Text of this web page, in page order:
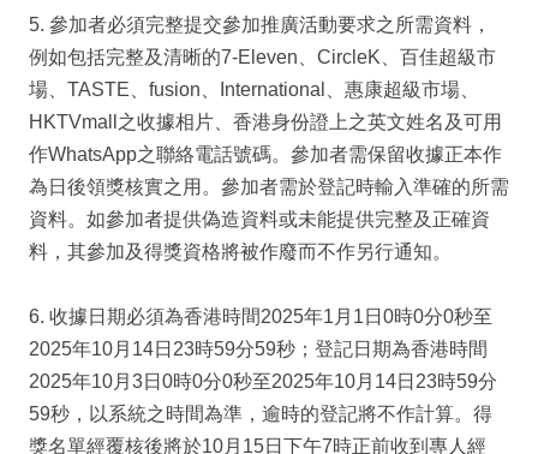
5. 參加者必須完整提交參加推廣活動要求之所需資料，
例如包括完整及清晰的7-Eleven、CircleK、百佳超級市
場、TASTE、fusion、International、惠康超級市場、
HKTVmall之收據相片、香港身份證上之英文姓名及可用
作WhatsApp之聯絡電話號碼。參加者需保留收據正本作
為日後領獎核實之用。參加者需於登記時輸入準確的所需
資料。如參加者提供偽造資料或未能提供完整及正確資
料，其參加及得獎資格將被作廢而不作另行通知。
6. 收據日期必須為香港時間2025年1月1日0時0分0秒至
2025年10月14日23時59分59秒；登記日期為香港時間
2025年10月3日0時0分0秒至2025年10月14日23時59分
59秒，以系統之時間為準，逾時的登記將不作計算。得
獎名單經覆核後將於10月15日下午7時正前收到專人經